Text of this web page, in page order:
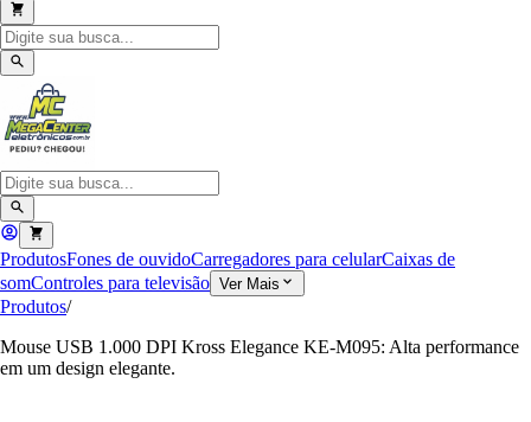
ProdutosFones de ouvidoCarregadores para celularCaixas de
somControles para televisão Ver Mais
Produtos/
Mouse USB 1.000 DPI Kross Elegance KE-M095: Alta performance
em um design elegante.